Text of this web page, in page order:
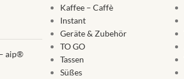
aip®
Kaffee – Caffè
Instant
Geräte & Zubehör
TO GO
Tassen
Süßes